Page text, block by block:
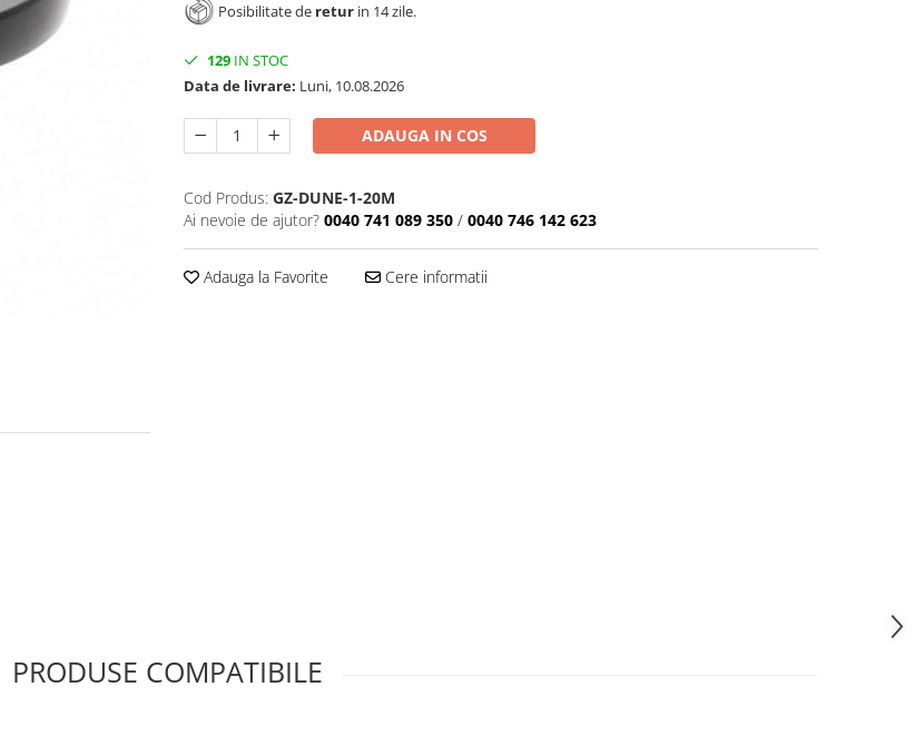
Posibilitate de retur in 14 zile.
129 IN STOC
Data de livrare: Luni, 10.08.2026
ADAUGA IN COS
Cod Produs: GZ-DUNE-1-20M
Ai nevoie de ajutor? 0040 741 089 350 / 0040 746 142 623
Adauga la Favorite Cere informatii
PRODUSE COMPATIBILE